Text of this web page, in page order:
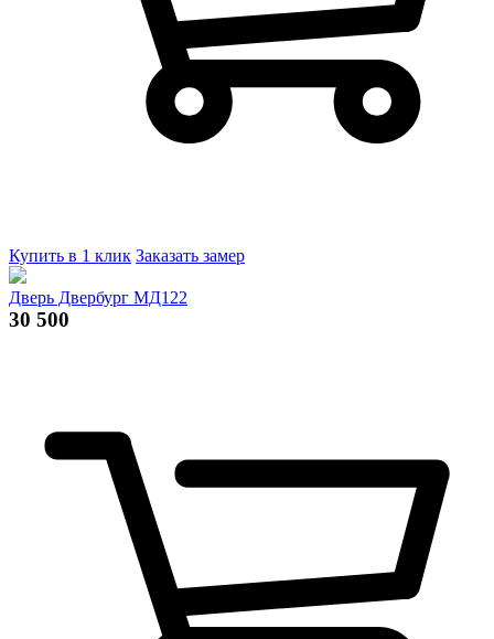
Купить в 1 клик Заказать замер
Дверь Двербург МД122
30 500